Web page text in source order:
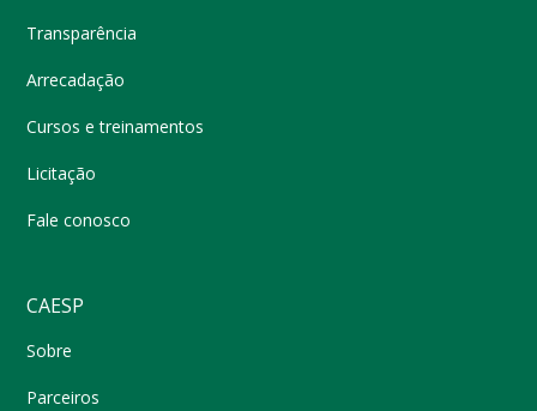
Transparência
Arrecadação
Cursos e treinamentos
Licitação
Fale conosco
CAESP
Sobre
Parceiros